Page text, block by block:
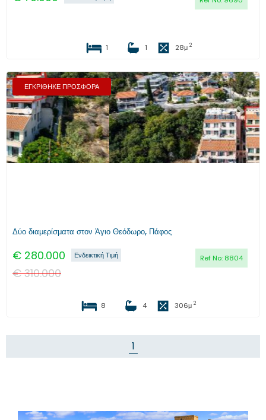
1 1 28μ 2
ΕΓΚΡΙΘΗΚΕ ΠΡΟΣΦΟΡΑ
Προηγούμενο Επόμενο
Δύο διαμερίσματα στον Άγιο Θεόδωρο, Πάφος
€ 280.000 Ref No: 8804
Ενδεικτική Τιμή
€310.000
8 4 306μ 2
1